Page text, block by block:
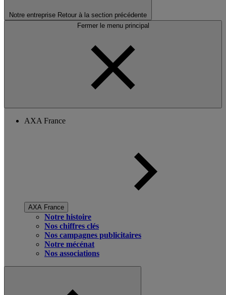
Notre entreprise Retour à la section précédente
Fermer le menu principal
AXA France
AXA France
Notre histoire
Nos chiffres clés
Nos campagnes publicitaires
Notre mécénat
Nos associations